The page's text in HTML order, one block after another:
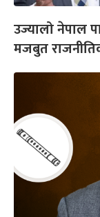
उज्यालो नेपाल
मजबुत